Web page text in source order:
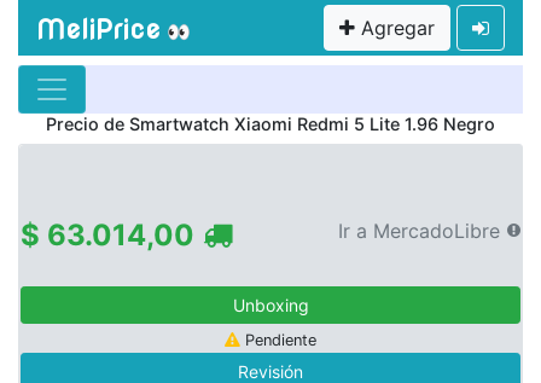
MeliPrice 👀 Agregar
Precio de Smartwatch Xiaomi Redmi 5 Lite 1.96 Negro
$ 63.014,00 Ir a MercadoLibre
Unboxing
Pendiente
Revisión